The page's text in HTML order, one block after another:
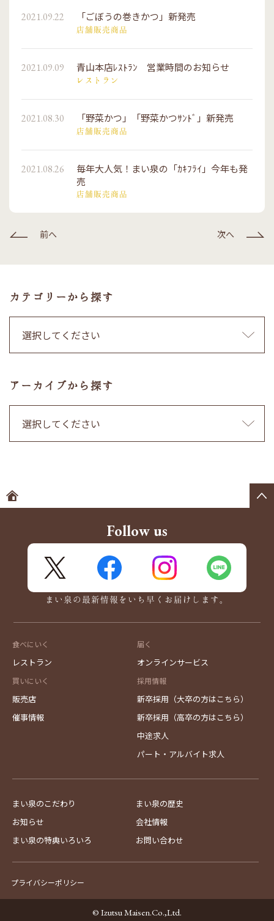
2021.09.22 「ごぼうの巻きかつ」新発売
店舗販売商品
2021.09.09 青山本店ﾚｽﾄﾗﾝ 営業時間のお知らせ
レストラン
2021.08.30 「野菜かつ」「野菜かつｻﾝﾄﾞ」新発売
店舗販売商品
2021.08.26
毎年大人気！まい泉の「ｶｷﾌﾗｲ」今年も発
売
店舗販売商品
前へ 次へ
カテゴリーから探す
アーカイブから探す
Follow us
FaceBook Instagram
まい泉の最新情報をいち早くお届けします。
食べにいく
レストラン
買いにいく
販売店
催事情報
届く
オンラインサービス
採用情報
新卒採用（大卒の方はこちら）
新卒採用（高卒の方はこちら）
中途求人
パート・アルバイト求人
まい泉のこだわり
まい泉の歴史
お知らせ
会社情報
まい泉の特典いろいろ
お問い合わせ
プライバシーポリシー
© Izutsu Maisen.Co.,Ltd.